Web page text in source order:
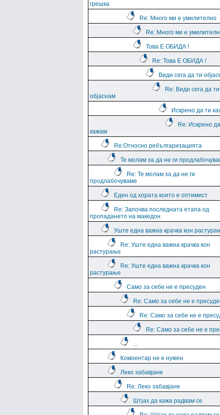
грешка
Re: Много ми е умилително
Re: Много ми е
Това Е ОБИДА !
Re: Това Е ОБИДА !
Види сега да ти
Re: Види сега да ти
објаснам
Искрено да ти
Re: Искрено
кажам
Re:Относно ребългаризацията
Те молам за да не ги
Re: Те молам за да не ги
продлабочуваме
Еден од хората които е оптимист
Re: Започва последната етапа од
пропадането на македон
Уште една важна крачка кон
Re: Уште една важна крачка кон
растурање
Re: Уште една важна крачка кон
растурање
Само за себе не е пресуден
Re: Само за себе не е
Re: Само за себе не е
Re: Само за себе не е
...
Комоентар не е нужен
Леко забавјане
Re: Леко забавјане
Штјах да кажа радвам се